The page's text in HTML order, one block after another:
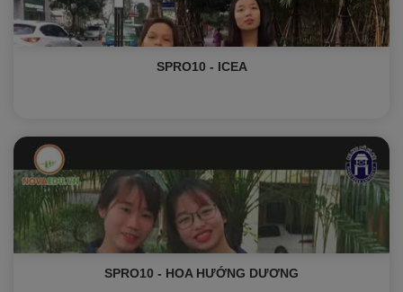
SPRO10 - ICEA
SPRO10 - HOA HƯỚNG DƯƠNG